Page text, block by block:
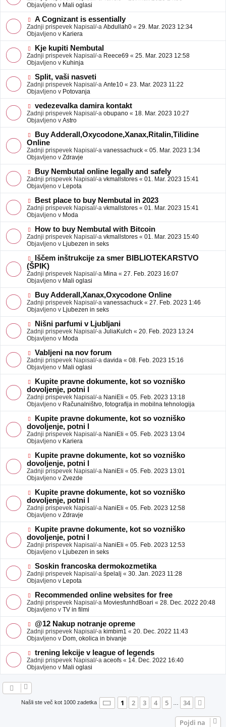
a
v
v
e
o
b
j
a
v
e
Objavljeno v Mali oglasi
N
o
v
e
o
b
j
a
v
e
A Cognizant is essentially
Zadnji prispevek Napisal/-a Abdullah0 « 29. Mar. 2023 12:34
Objavljeno v Kariera
N
o
v
e
o
b
j
a
v
e
Kje kupiti Nembutal
Zadnji prispevek Napisal/-a Reece69 « 25. Mar. 2023 12:58
Objavljeno v Kuhinja
N
o
v
e
o
b
j
a
v
e
Split, vaši nasveti
Zadnji prispevek Napisal/-a Ante10 « 23. Mar. 2023 11:22
Objavljeno v Potovanja
N
o
v
e
o
b
j
a
v
e
vedezevalka damira kontakt
Zadnji prispevek Napisal/-a obupano « 18. Mar. 2023 10:27
Objavljeno v Astro
N
o
v
e
o
b
j
a
v
e
Buy Adderall,Oxycodone,Xanax,Ritalin,Tilidine
Online
Zadnji prispevek Napisal/-a vanessachuck « 05. Mar. 2023 1:34
Objavljeno v Zdravje
N
o
v
e
o
b
j
a
v
e
Buy Nembutal online legally and safely
Zadnji prispevek Napisal/-a vkmallstores « 01. Mar. 2023 15:41
Objavljeno v Lepota
N
o
v
e
o
b
j
a
v
e
Best place to buy Nembutal in 2023
Zadnji prispevek Napisal/-a vkmallstores « 01. Mar. 2023 15:41
Objavljeno v Moda
N
o
v
e
o
b
j
a
v
e
How to buy Nembutal with Bitcoin
Zadnji prispevek Napisal/-a vkmallstores « 01. Mar. 2023 15:40
Objavljeno v Ljubezen in seks
N
o
v
e
o
b
j
a
v
e
Iščem inštrukcije za smer BIBLIOTEKARSTVO
(ŠPIK)
Zadnji prispevek Napisal/-a Mina « 27. Feb. 2023 16:07
Objavljeno v Mali oglasi
N
o
v
e
o
b
j
a
v
e
Buy Adderall,Xanax,Oxycodone Online
Zadnji prispevek Napisal/-a vanessachuck « 27. Feb. 2023 1:46
Objavljeno v Ljubezen in seks
N
o
v
e
o
b
j
a
v
e
Nišni parfumi v Ljubljani
Zadnji prispevek Napisal/-a JuliaKulch « 20. Feb. 2023 13:24
Objavljeno v Moda
N
o
v
e
o
b
j
a
v
e
Vabljeni na nov forum
Zadnji prispevek Napisal/-a davida « 08. Feb. 2023 15:16
Objavljeno v Mali oglasi
N
o
v
e
o
b
a
v
e
Kupite pravne dokumente, kot so vozniško
dovoljenje, potni l
Zadnji prispevek Napisal/-a NaniEli « 05. Feb. 2023 13:18
Objavljeno v Računalništvo, fotografija in mobilna tehnologija
N
o
v
e
o
b
a
v
e
Kupite pravne dokumente, kot so vozniško
dovoljenje, potni l
Zadnji prispevek Napisal/-a NaniEli « 05. Feb. 2023 13:04
Objavljeno v Kariera
N
o
v
e
o
b
a
v
e
Kupite pravne dokumente, kot so vozniško
dovoljenje, potni l
Zadnji prispevek Napisal/-a NaniEli « 05. Feb. 2023 13:01
Objavljeno v Zvezde
N
o
v
e
o
b
a
v
e
Kupite pravne dokumente, kot so vozniško
dovoljenje, potni l
Zadnji prispevek Napisal/-a NaniEli « 05. Feb. 2023 12:58
Objavljeno v Zdravje
N
o
v
e
o
b
j
a
v
e
Kupite pravne dokumente, kot so vozniško
dovoljenje, potni l
Zadnji prispevek Napisal/-a NaniEli « 05. Feb. 2023 12:53
Objavljeno v Ljubezen in seks
N
o
v
e
o
b
j
a
v
e
Soskin francoska dermokozmetika
Zadnji prispevek Napisal/-a špelalj « 30. Jan. 2023 11:28
Objavljeno v Lepota
N
o
v
e
o
b
j
a
v
e
Recommended online websites for free
Zadnji prispevek Napisal/-a MoviesfunhdBoari « 28. Dec. 2022 20:48
Objavljeno v TV in filmi
N
o
v
e
o
b
j
a
@12 Nakup notranje opreme
Zadnji prispevek Napisal/-a kimbim1 « 20. Dec. 2022 11:43
Objavljeno v Dom, okolica in bivanje
N
o
v
e
a
trening lekcije v league of legends
Zadnji prispevek Napisal/-a aceofs « 14. Dec. 2022 16:40
Objavljeno v Mali oglasi
Našli ste več kot 1000 zadetka Stran 1od34
1 2 3 4 5 … 34
Pojdi na